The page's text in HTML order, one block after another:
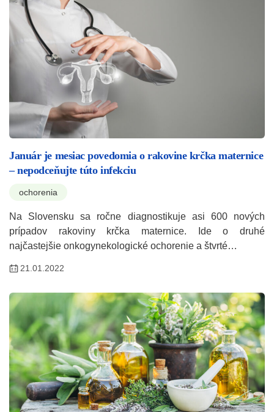
Január je mesiac povedomia o rakovine krčka maternice
– nepodceňujte túto infekciu
ochorenia
Na Slovensku sa ročne diagnostikuje asi 600 nových
prípadov rakoviny krčka maternice. Ide o druhé
najčastejšie onkogynekologické ochorenie a štvrté…
21.01.2022